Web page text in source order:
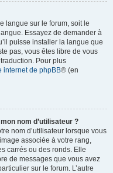
langue sur le forum, soit le
Essayez de demander à
puisse installer la langue que
pas, vous êtes libre de vous
Pour plus
internet de phpBB® (en
nom d’utilisateur ?
nom d’utilisateur lorsque vous
associée à votre rang,
carrés ou des ronds. Elle
de messages que vous avez
sur le forum. L’autre